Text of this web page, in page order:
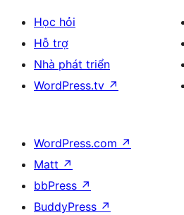
Học hỏi
Hỗ trợ
Nhà phát triển
WordPress.tv ↗
WordPress.com ↗
Matt ↗
bbPress ↗
BuddyPress ↗